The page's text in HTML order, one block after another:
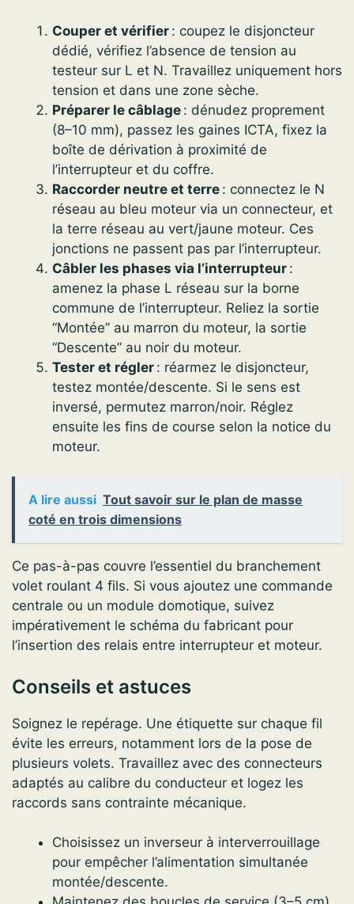
Couper et vérifier : coupez le disjoncteur
dédié, vérifiez l’absence de tension au
testeur sur L et N. Travaillez uniquement hors
tension et dans une zone sèche.
Préparer le câblage : dénudez proprement
(8–10 mm), passez les gaines ICTA, fixez la
boîte de dérivation à proximité de
l’interrupteur et du coffre.
Raccorder neutre et terre : connectez le N
réseau au bleu moteur via un connecteur, et
la terre réseau au vert/jaune moteur. Ces
jonctions ne passent pas par l’interrupteur.
Câbler les phases via l’interrupteur :
amenez la phase L réseau sur la borne
commune de l’interrupteur. Reliez la sortie
“Montée” au marron du moteur, la sortie
“Descente” au noir du moteur.
Tester et régler : réarmez le disjoncteur,
testez montée/descente. Si le sens est
inversé, permutez marron/noir. Réglez
ensuite les fins de course selon la notice du
moteur.
A lire aussi Tout savoir sur le plan de masse
coté en trois dimensions
Ce pas-à-pas couvre l’essentiel du branchement
volet roulant 4 fils. Si vous ajoutez une commande
centrale ou un module domotique, suivez
impérativement le schéma du fabricant pour
l’insertion des relais entre interrupteur et moteur.
Conseils et astuces
Soignez le repérage. Une étiquette sur chaque fil
évite les erreurs, notamment lors de la pose de
plusieurs volets. Travaillez avec des connecteurs
adaptés au calibre du conducteur et logez les
raccords sans contrainte mécanique.
Choisissez un inverseur à interverrouillage
pour empêcher l’alimentation simultanée
montée/descente.